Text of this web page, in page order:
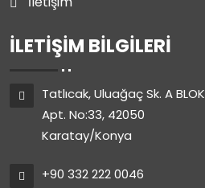
İLETIŞIM BILGILERI
Tatlıcak, Uluağaç Sk. A BLOK
Apt. No:33, 42050
Karatay/Konya
+90 332 222 0046